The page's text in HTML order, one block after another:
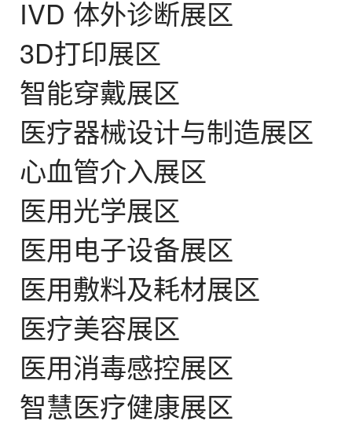
IVD 体外诊断展区
3D打印展区
智能穿戴展区
医疗器械设计与制造展区
心血管介入展区
医用光学展区
医用电子设备展区
医用敷料及耗材展区
医疗美容展区
医用消毒感控展区
智慧医疗健康展区